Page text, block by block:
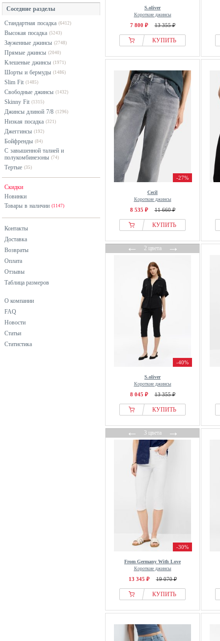
From Germany With Love
GAP
Inwear
Ivy Copenhagen
JJXX
Kaffe
Kangaroos
Karl Lagerfeld
KOROSHI
Levis®
LIPSY
LolaLiza
M&Co
MAC
Mango
Marcel Ostertag
Mavi
Miamoda
MOTHER
NYDJ
Object
розовый
серый
фиолетовый
хаки
черный
Соседние разделы
Стандартная посадка (6412)
Высокая посадка (5243)
Зауженные джинсы (2748)
Прямые джинсы (2040)
Клешеные джинсы (1971)
Шорты и бермуды (1486)
Slim Fit (1485)
Свободные джинсы (1432)
Skinny Fit (1315)
Джинсы длиной 7/8 (1296)
Низкая посадка (321)
Джеггинсы (192)
Бойфренды (84)
С завышенной талией и
полукомбинезоны (74)
Тертые (35)
Скидки
Новинки
Товары в наличии (1147)
Контакты
Доставка
Возвраты
Оплата
Отзывы
Таблица размеров
О компании
FAQ
Новости
Статьи
Статистика
S.oliver
Короткие джинсы
7 800 ₽ 13 355 ₽
КУПИТЬ
-27%
Cecil
Короткие джинсы
8 535 ₽ 11 660 ₽
КУПИТЬ
←2 цвета→
-40%
S.oliver
Короткие джинсы
8 045 ₽ 13 355 ₽
КУПИТЬ
←3 цвета→
-30%
From Germany With Love
Короткие джинсы
13 345 ₽ 19 070 ₽
КУПИТЬ